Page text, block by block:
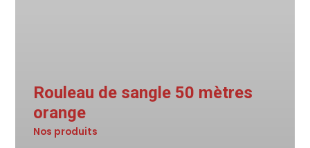
Rouleau de sangle 50 mètres
orange
Nos produits